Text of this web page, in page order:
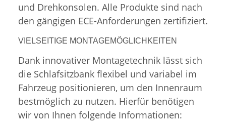
und Drehkonsolen. Alle Produkte sind nach
den gängigen ECE-Anforderungen zertifiziert.
VIELSEITIGE MONTAGEMÖGLICHKEITEN
Dank innovativer Montagetechnik lässt sich
die Schlafsitzbank flexibel und variabel im
Fahrzeug positionieren, um den Innenraum
bestmöglich zu nutzen. Hierfür benötigen
wir von Ihnen folgende Informationen: